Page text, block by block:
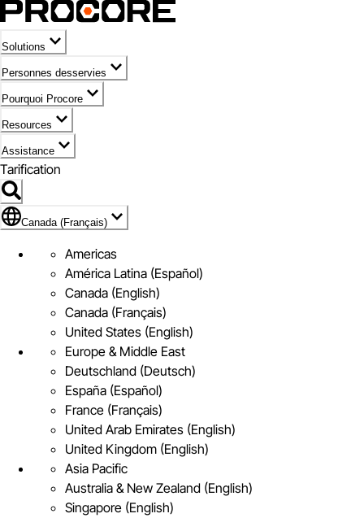
Solutions
Personnes desservies
Pourquoi Procore
Resources
Assistance
Tarification
Pavillon de Canada (Français)
Canada (Français)
Americas
América Latina (Español)
Canada (English)
Canada (Français)
United States (English)
Europe & Middle East
Deutschland (Deutsch)
España (Español)
France (Français)
United Arab Emirates (English)
United Kingdom (English)
Asia Pacific
Australia & New Zealand (English)
Singapore (English)